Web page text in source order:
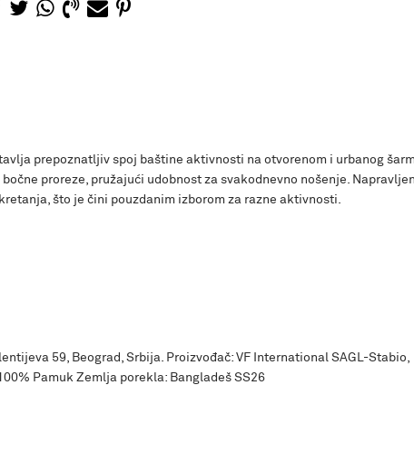
prepoznatljiv spoj baštine aktivnosti na otvorenom i urbanog
proreze, pružajući udobnost za svakodnevno nošenje.
što je čini pouzdanim izborom za razne aktivnosti.
59, Beograd, Srbija. Proizvođač: VF International SAGL-Stabio,
Pamuk Zemlja porekla: Bangladeš SS26